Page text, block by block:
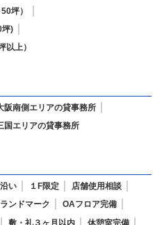
坪）
坪)
以上）
阪南側エリアの貸事務所
国エリアの貸事務所
い １F限定
店舗使用相談
ランドマーク
OAフロア完備
敷・礼３ヶ月以内 休憩室完備